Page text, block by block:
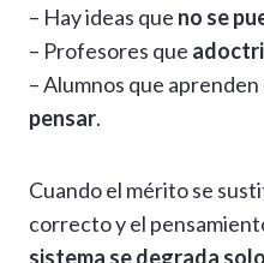
– Hay ideas que no se
– Profesores que
– Alumnos que aprenden
pensar.
Cuando el mérito se
correcto y el
sistema se degrada solo